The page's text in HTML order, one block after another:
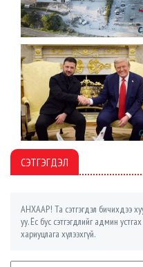
СЭТГЭГДЭЛ
АНХААР! Та сэтгэгдэл бичихдээ
уу. Ёс бус сэтгэгдлийг админ
хариуцлага хүлээхгүй.